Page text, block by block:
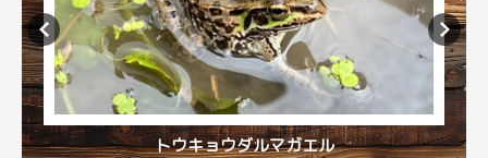
トウキョウダルマガエル